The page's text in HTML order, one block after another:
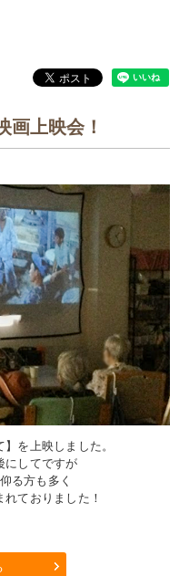
画上映会！
を上映しました。
にしてですが
る方も多く
ておりました！